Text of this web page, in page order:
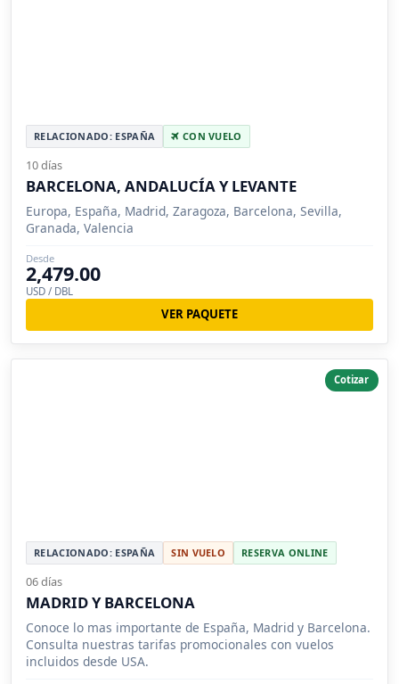
RELACIONADO: ESPAÑA CON VUELO
10 días
BARCELONA, ANDALUCÍA Y LEVANTE
Europa, España, Madrid, Zaragoza, Barcelona, Sevilla,
Granada, Valencia
Desde
2,479.00
USD / DBL
VER PAQUETE
Cotizar
RELACIONADO: ESPAÑA SIN VUELO RESERVA ONLINE
06 días
MADRID Y BARCELONA
Conoce lo mas importante de España, Madrid y Barcelona.
Consulta nuestras tarifas promocionales con vuelos
incluidos desde USA.